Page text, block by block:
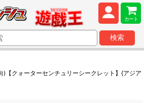
カート
検索
クォーターセンチュリーシークレット】{アジア